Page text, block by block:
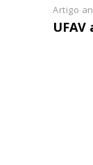
Artigo
UFAV